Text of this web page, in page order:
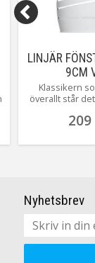
LINJÄR
9CM
Klassikern
överallt står
hemsida. Vi
så långt vi kan
209
Nyhetsbrev